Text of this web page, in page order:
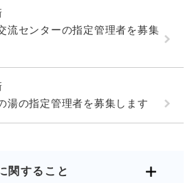
流センターの指定管理者を募集
湯の指定管理者を募集します
関すること